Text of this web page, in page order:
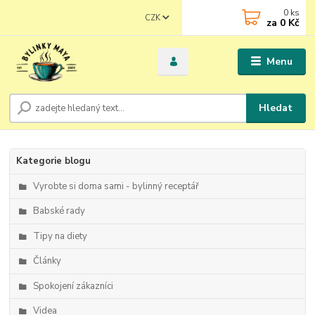
Menu
CZK
Hledat
0 ks
za 0 Kč
Kategorie blogu
Vyrobte si doma sami - bylinný receptář
Babské rady
Tipy na diety
Články
Spokojení zákazníci
Videa